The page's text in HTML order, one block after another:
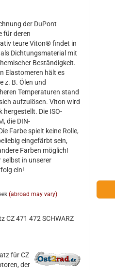
der DuPont
für deren
teure Viton® findet in
Dichtungsmaterial mit
Beständigkeit.
Elastomeren hält es
z. B. Ölen und
Temperaturen stand
aufzulösen. Viton wird
Die ISO-
die DIN-
Farbe spielt keine Rolle,
eingefärbt sein,
Farben möglich!
selbst in unserer
ein!
(abroad may vary)
CZ 471 472 SCHWARZ
für CZ
der